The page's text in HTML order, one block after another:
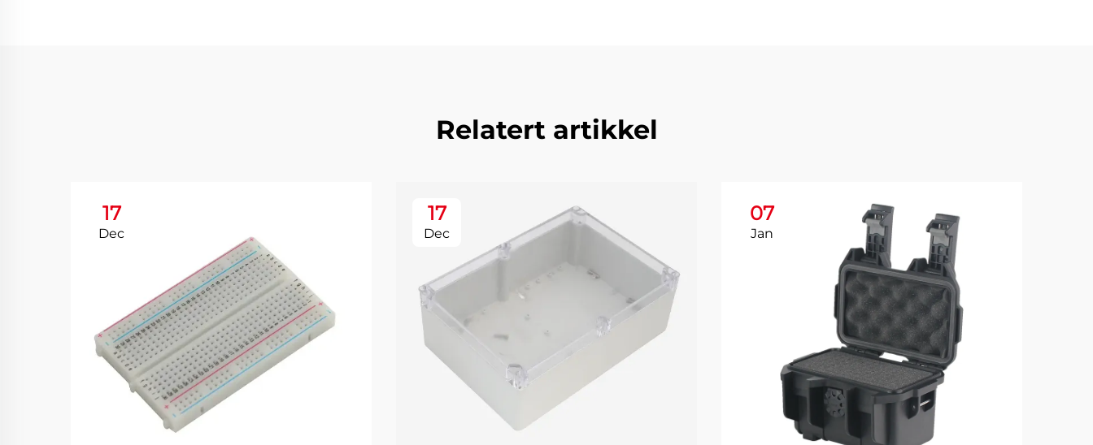
Relatert artikkel
17
Dec
17
Dec
07
Jan